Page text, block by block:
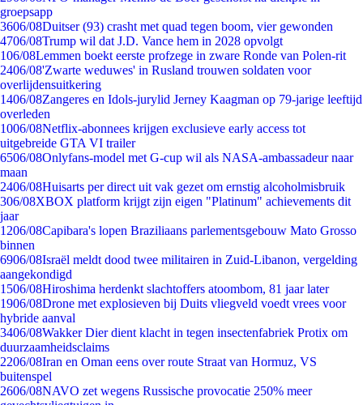
groepsapp
3606/08Duitser (93) crasht met quad tegen boom, vier gewonden
4706/08Trump wil dat J.D. Vance hem in 2028 opvolgt
106/08Lemmen boekt eerste profzege in zware Ronde van Polen-rit
2406/08'Zwarte weduwes' in Rusland trouwen soldaten voor
overlijdensuitkering
1406/08Zangeres en Idols-jurylid Jerney Kaagman op 79-jarige leeftijd
overleden
1006/08Netflix-abonnees krijgen exclusieve early access tot
uitgebreide GTA VI trailer
6506/08Onlyfans-model met G-cup wil als NASA-ambassadeur naar
maan
2406/08Huisarts per direct uit vak gezet om ernstig alcoholmisbruik
306/08XBOX platform krijgt zijn eigen "Platinum" achievements dit
jaar
1206/08Capibara's lopen Braziliaans parlementsgebouw Mato Grosso
binnen
6906/08Israël meldt dood twee militairen in Zuid-Libanon, vergelding
aangekondigd
1506/08Hiroshima herdenkt slachtoffers atoombom, 81 jaar later
1906/08Drone met explosieven bij Duits vliegveld voedt vrees voor
hybride aanval
3406/08Wakker Dier dient klacht in tegen insectenfabriek Protix om
duurzaamheidsclaims
2206/08Iran en Oman eens over route Straat van Hormuz, VS
buitenspel
2606/08NAVO zet wegens Russische provocatie 250% meer